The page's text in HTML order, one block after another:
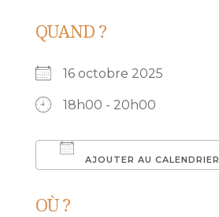
QUAND ?
16 octobre 2025
18h00 - 20h00
AJOUTER AU CALENDRIER
OÙ ?